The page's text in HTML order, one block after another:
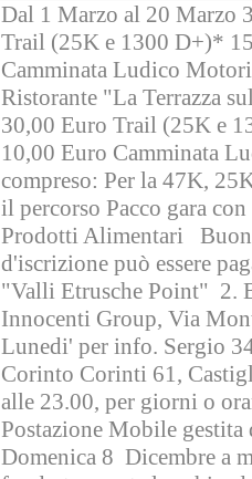
Dal 1 Marzo al 20 Marzo
Trail (25K e 1300 D+)*
Camminata Ludico
Ristorante "La Terrazza
30,00 Euro Trail (25K e
10,00 Euro Camminata
compreso: Per la 47K,
il percorso Pacco gara
Prodotti Alimentari
d'iscrizione può essere
"Valli Etrusche Point" 2.
Innocenti Group, Via
Lunedi' per info. Sergio
Corinto Corinti 61,
alle 23.00, per giorni o
Postazione Mobile gestita
Domenica 8 Dicembre a